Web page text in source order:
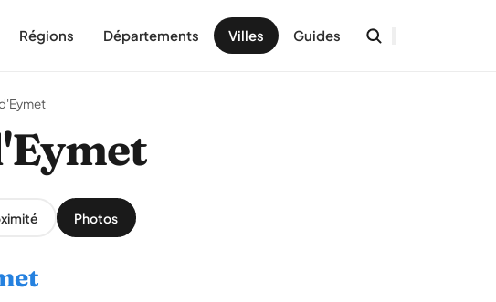
Régions Départements Villes Guides
Photos